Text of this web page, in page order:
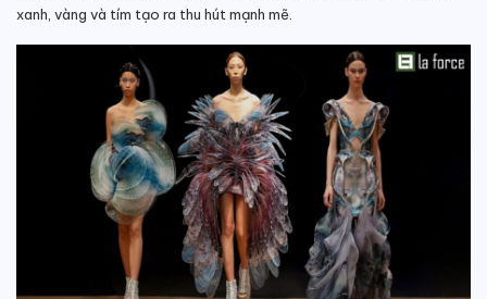
xanh, vàng và tím tạo ra thu hút mạnh mẽ.